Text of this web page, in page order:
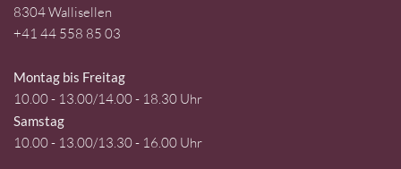
8304 Wallisellen
+41 44 558 85 03
Montag bis Freitag
10.00 - 13.00/14.00 - 18.30 Uhr
Samstag
10.00 - 13.00/13.30 - 16.00 Uhr